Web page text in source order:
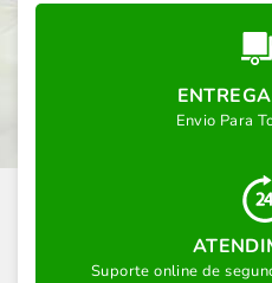
Envio Para
Suporte online de